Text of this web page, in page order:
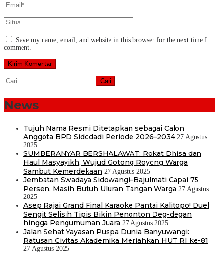
Save my name, email, and website in this browser for the next time I
comment.
Cari
untuk:
News
Tujuh Nama Resmi Ditetapkan sebagai Calon
Anggota BPD Sidodadi Periode 2026–2034 27 Agustus
2025
SUMBERANYAR BERSHALAWAT: Rokat Dhisa dan
Haul Masyayikh, Wujud Gotong Royong Warga
Sambut Kemerdekaan 27 Agustus 2025
Jembatan Swadaya Sidowangi–Bajulmati Capai 75
Persen, Masih Butuh Uluran Tangan Warga 27 Agustus
2025
Asep Rajai Grand Final Karaoke Pantai Kalitopo! Duel
Sengit Selisih Tipis Bikin Penonton Deg-degan
hingga Pengumuman Juara 27 Agustus 2025
Jalan Sehat Yayasan Puspa Dunia Banyuwangi:
Ratusan Civitas Akademika Meriahkan HUT RI ke-81
27 Agustus 2025